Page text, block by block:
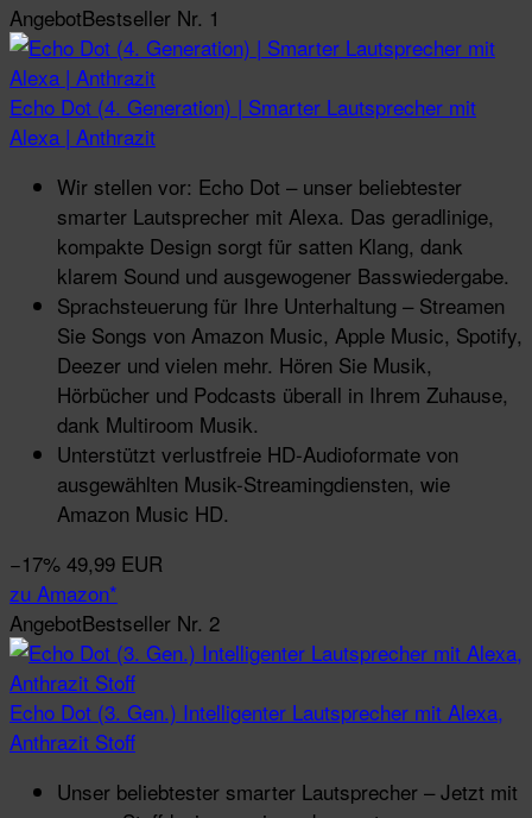
AngebotBestseller Nr. 1
Echo Dot (4. Generation) | Smarter Lautsprecher mit
Alexa | Anthrazit
Wir stellen vor: Echo Dot – unser beliebtester
smarter Lautsprecher mit Alexa. Das geradlinige,
kompakte Design sorgt für satten Klang, dank
klarem Sound und ausgewogener Basswiedergabe.
Sprachsteuerung für Ihre Unterhaltung – Streamen
Sie Songs von Amazon Music, Apple Music, Spotify,
Deezer und vielen mehr. Hören Sie Musik,
Hörbücher und Podcasts überall in Ihrem Zuhause,
dank Multiroom Musik.
Unterstützt verlustfreie HD-Audioformate von
ausgewählten Musik-Streamingdiensten, wie
Amazon Music HD.
−17% 49,99 EUR
zu Amazon*
AngebotBestseller Nr. 2
Echo Dot (3. Gen.) Intelligenter Lautsprecher mit Alexa,
Anthrazit Stoff
Unser beliebtester smarter Lautsprecher – Jetzt mit